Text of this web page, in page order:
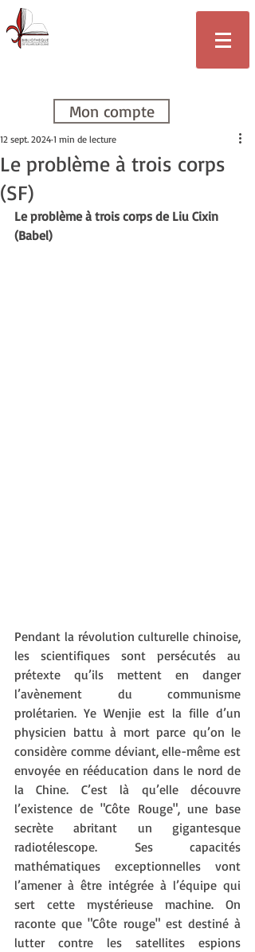
Mon compte
Le problème à trois corps
(SF)
12 sept. 2024 1 min de lecture
Le problème à trois corps de Liu Cixin
(Babel)
Pendant la révolution culturelle chinoise,
les scientifiques sont persécutés au
prétexte qu’ils mettent en danger
l’avènement du communisme
prolétarien. Ye Wenjie est la fille d’un
physicien battu à mort parce qu’on le
considère comme déviant, elle-même est
envoyée en rééducation dans le nord de
la Chine. C’est là qu’elle découvre
l’existence de "Côte Rouge", une base
secrète abritant un gigantesque
radiotélescope. Ses capacités
mathématiques exceptionnelles vont
l’amener à être intégrée à l’équipe qui
sert cette mystérieuse machine. On
raconte que "Côte rouge" est destiné à
lutter contre les satellites espions